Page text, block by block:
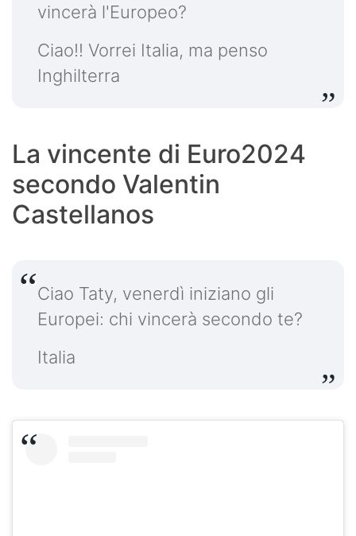
vincerà l'Europeo?
Ciao!! Vorrei Italia, ma penso
Inghilterra
La vincente di Euro2024
secondo Valentin
Castellanos
Ciao Taty, venerdì iniziano gli
Europei: chi vincerà secondo te?
Italia